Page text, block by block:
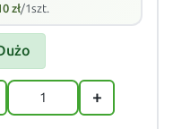
zł/1szt.
+